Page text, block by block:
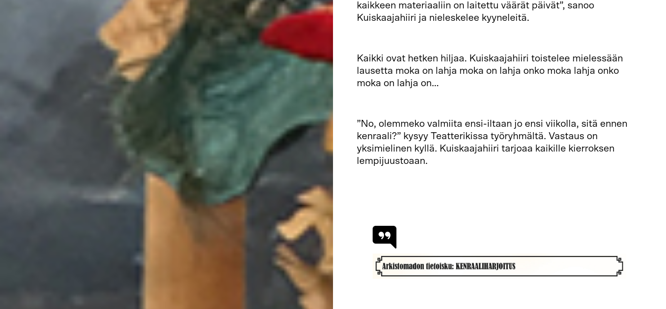
kaikkeen materiaaliin on laitettu väärät päivät”, sanoo
Kuiskaajahiiri ja nieleskelee kyyneleitä.
Kaikki ovat hetken hiljaa. Kuiskaajahiiri toistelee mielessään
lausetta moka on lahja moka on lahja onko moka lahja onko
moka on lahja on…
”No, olemmeko valmiita ensi-iltaan jo ensi viikolla, sitä ennen
kenraali?” kysyy Teatterikissa työryhmältä. Vastaus on
yksimielinen kyllä. Kuiskaajahiiri tarjoaa kaikille kierroksen
lempijuustoaan.